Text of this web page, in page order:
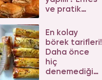
ve pratik
baklava tarifi
En kolay
börek tarifleri!
Daha önce
hiç
denemediğiniz